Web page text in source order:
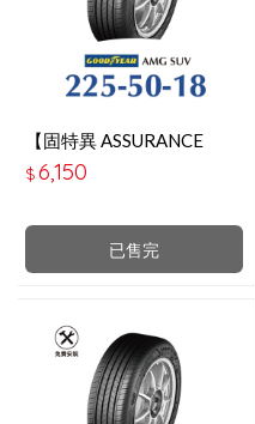
已售完
【固特異 ASSURANCE
MAXGUARD SUV】 225-
50-18操控性能輪胎
$6,150